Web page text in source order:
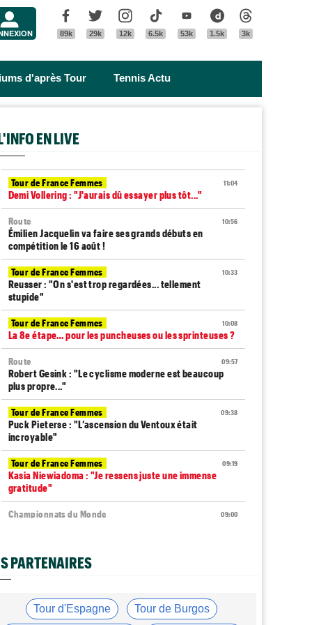
Facebook
89k
Twitter
29k
Instagram
12k
Tik Tok
6.5k
Youtube
53k
Dailymotion
1.5k 3k
d'après Tour Tennis Actu
EN LIVE
11:04
Tour de France Femmes
Demi Vollering : "J'aurais dû essayer plus tôt..."
10:56
Route
Émilien Jacquelin va faire ses grands débuts en
compétition le 16 août !
10:33
Tour de France Femmes
Reusser : "On s'est trop regardées... tellement
stupide"
10:08
Tour de France Femmes
La 8e étape… pour les puncheuses ou les sprinteuses ?
09:57
Route
Robert Gesink : "Le cyclisme moderne est beaucoup
plus propre..."
09:38
Tour de France Femmes
Puck Pieterse : "L’ascension du Ventoux était
incroyable"
09:19
Tour de France Femmes
Kasia Niewiadoma : "Je ressens juste une immense
gratitude"
09:00
Championnats du Monde
Transfert
Joe Blackmore devrait rejoindre une armada du
Route
PARTENAIRES
Tour d'Espagne Tour de Burgos